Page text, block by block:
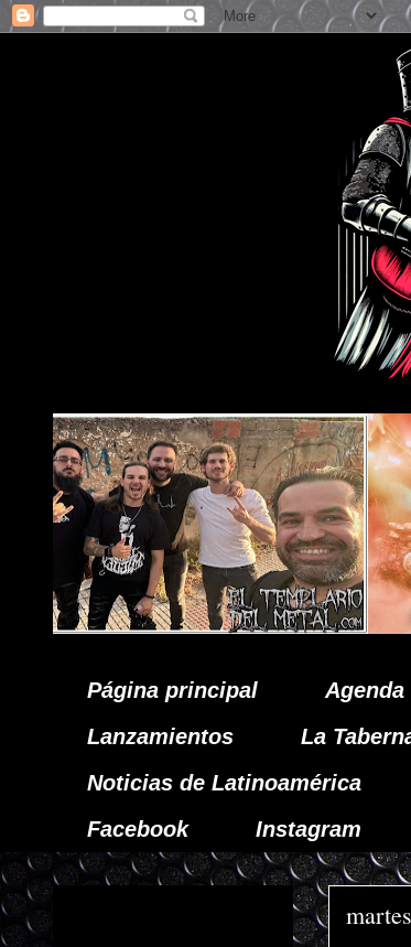
Página principal
Lanzamientos
La
Noticias de Latinoamérica
Facebook
Instagram